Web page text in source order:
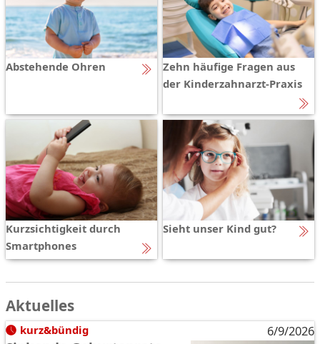
Abstehende Ohren
Zehn häufige Fragen aus
der Kinderzahnarzt-Praxis
Kurzsichtigkeit durch
Smartphones
Sieht unser Kind gut?
Aktuelles
kurz&bündig 6/9/2026